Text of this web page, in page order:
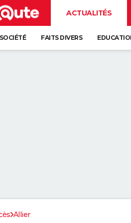
ACTUALITÉS
SOCIÉTÉ FAITS DIVERS
Allier